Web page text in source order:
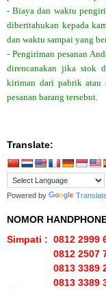
- Biaya dan waktu
diberitahukan kepada
dan waktu sampai yang
- Pengiriman pesanan
direncanakan jika stok
kiriman dari pabrik atau
pesanan barang tersebut.
Translate:
Powered by
NOMOR
Simpati : 0812 2999
0812 2507
0813 3389
0813 3389